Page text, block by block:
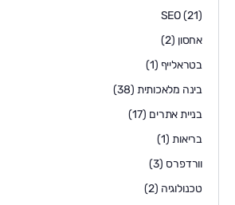
SEO(21)
אחסון (2)
בטראלייף (1)
בינה מלאכותית (38)
בניית אתרים (17)
בריאות(1)
וורדפרס (3)
טכנולוגיה (2)